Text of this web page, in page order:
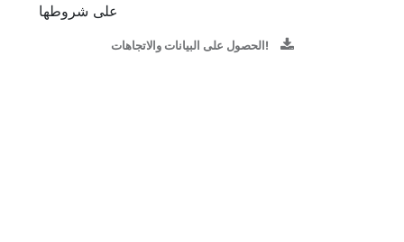
على شروطها
الحصول على البيانات والاتجاهات!